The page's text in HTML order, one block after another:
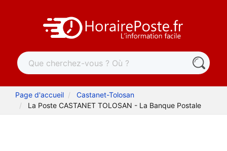
Page d'accueil
Castanet-Tolosan
La Poste CASTANET TOLOSAN - La Banque Postale